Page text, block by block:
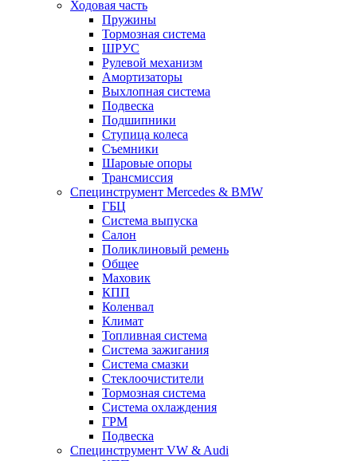
Ходовая часть
Пружины
Тормозная система
ШРУС
Рулевой механизм
Амортизаторы
Выхлопная система
Подвеска
Подшипники
Ступица колеса
Съемники
Шаровые опоры
Трансмиссия
Специнструмент Mercedes & BMW
ГБЦ
Система выпуска
Салон
Поликлиновый ремень
Общее
Маховик
КПП
Коленвал
Климат
Топливная система
Система зажигания
Система смазки
Стеклоочистители
Тормозная система
Система охлаждения
ГРМ
Подвеска
Специнструмент VW & Audi